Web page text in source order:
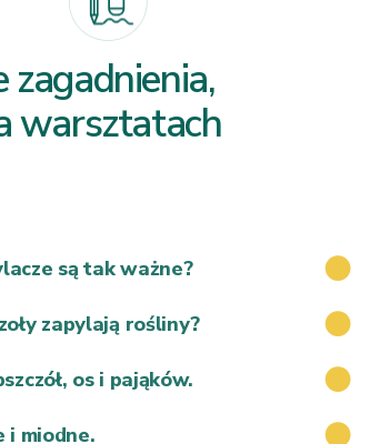
zagadnienia,
warsztatach
są tak ważne?
zapylają rośliny?
os i pająków.
i miodne.